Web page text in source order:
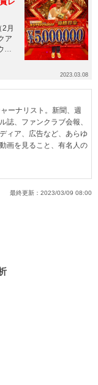
月
ア
2023.03.08
ーナリスト。新聞、週
誌、ファンクラブ会報、
ィア、広告など、あらゆ
画を見ること、有名人の
最終更新： 2023/03/09 08:00